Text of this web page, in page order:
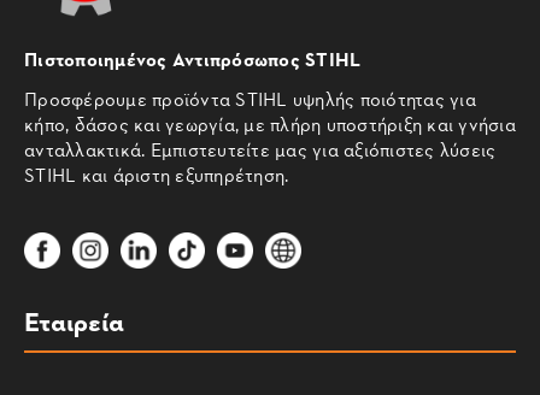
Πιστοποιημένος Αντιπρόσωπος STIHL
Προσφέρουμε προϊόντα STIHL υψηλής ποιότητας για
κήπο, δάσος και γεωργία, με πλήρη υποστήριξη και γνήσια
ανταλλακτικά. Εμπιστευτείτε μας για αξιόπιστες λύσεις
STIHL και άριστη εξυπηρέτηση.
Εταιρεία